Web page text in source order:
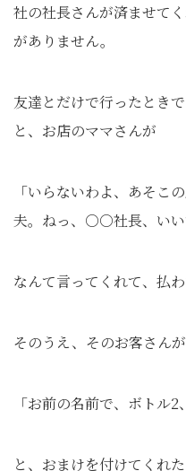
社の社長さんが済ませて
がありません。
友達とだけで行ったとき
と、お店のママさんが
「いらないわよ、あそこ
夫。ねっ、○○社長、いい
なんて言ってくれて、払
そのうえ、そのお客さんが
「お前の名前で、ボトル2
と、おまけを付けてくれた